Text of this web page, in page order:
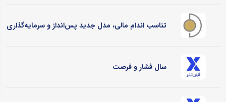
تناسب اندام مالی، مدل جدید پس‌انداز و سرمایه‌گذاری
سال فشار و فرصت